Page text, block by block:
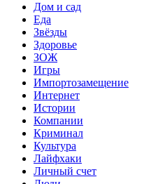
Дом и сад
Еда
Звёзды
Здоровье
ЗОЖ
Игры
Импортозамещение
Интернет
Истории
Компании
Криминал
Культура
Лайфхаки
Личный счет